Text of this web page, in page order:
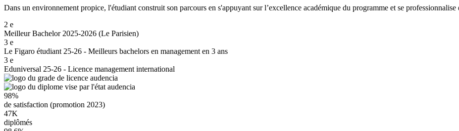
Dans un environnement propice, l'étudiant construit son parcours en s'appuyant sur l’excellence académique du programme et se professionnalise
2 e
Meilleur Bachelor 2025-2026 (Le Parisien)
3 e
Le Figaro étudiant 25-26 - Meilleurs bachelors en management en 3 ans
3 e
Eduniversal 25-26 - Licence management international
98%
de satisfaction (promotion 2023)
47K
diplômés